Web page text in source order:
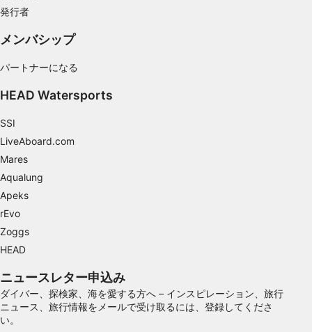
発行者
メンバシップ
パートナーになる
HEAD Watersports
SSI
LiveAboard.com
Mares
Aqualung
Apeks
rEvo
Zoggs
HEAD
ニュースレター申込み
ダイバー、探検家、海を愛する方へ – インスピレーション、旅行
ニュース、旅行情報をメールで受け取るには、登録してくださ
い。
統計情報または様々な情報源からのデータを組
み合わせてユーザー層を理解する
コンテンツの選択のために制限付きデータを利
用する
IAB特集：
正確な位置情報データを利用する
能動的に要求して取得した情報に基づくデバイ
スの識別
IAB以外の処理目的：
必要
機能的